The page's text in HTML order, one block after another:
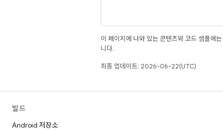
이 페이지에 나와 있는 콘텐츠와 코드 샘플에는
니다.
최종 업데이트: 2026-06-22(UTC)
빌드
Android 저장소